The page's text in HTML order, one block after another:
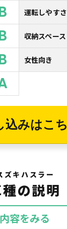
運転しやすさ
収納スペース
女性向き
込みはこ
ズキハスラー
の説明
内容を